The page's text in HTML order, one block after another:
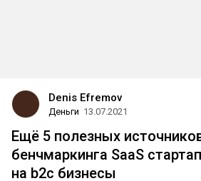
Denis Efremov
Деньги 13.07.2021
Ещё 5 полезных
бенчмаркинга SaaS
на b2c бизнесы